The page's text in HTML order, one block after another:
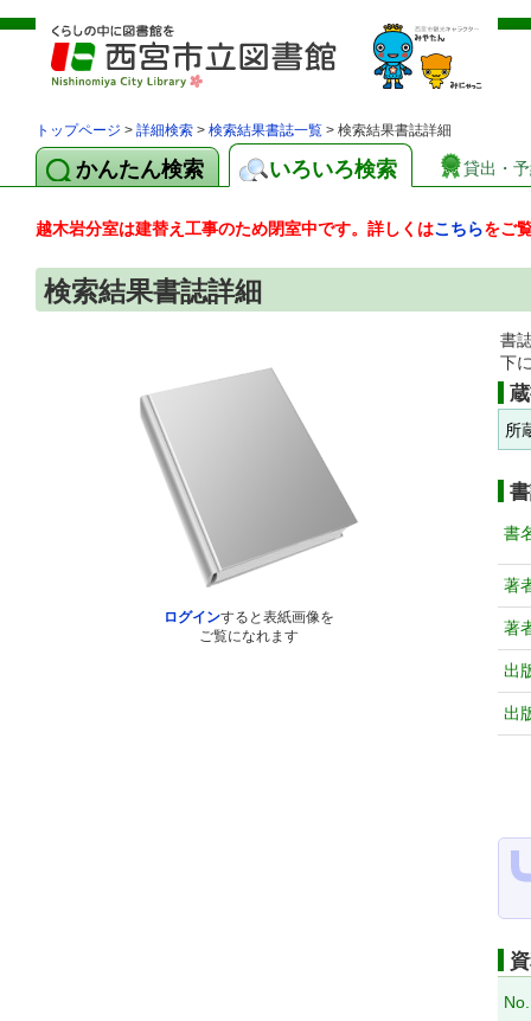
トップページ > 詳細検索 > 検索結果書誌一覧 > 検索結果書誌詳細
かんたん検索 いろいろ検索 貸出・
越木岩分室は建替え工事のため閉室中です。詳しくはこちらをご
検索結果書誌詳細
ログインすると表紙画像を
ご覧になれます
書
下
所
書
著
著
出
出
No.